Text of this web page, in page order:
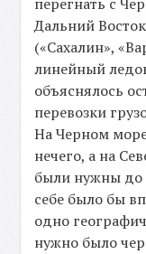
Дальний
(«Сахалин»,
линейный
объяснялось
перевозки
На Черном
нечего, а на
были нужны до
себе было бы
одно
нужно было